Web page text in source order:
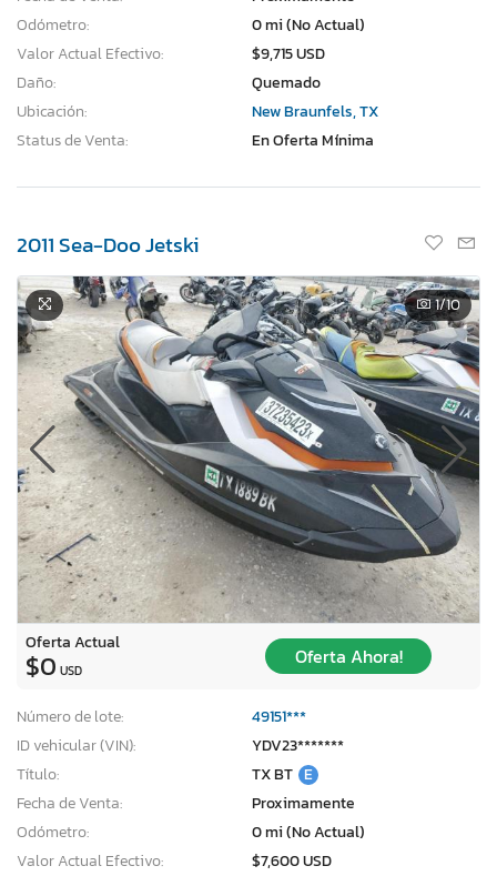
Odómetro:
0 mi (No Actual)
Valor Actual Efectivo:
$9,715 USD
Daño:
Quemado
Ubicación:
New Braunfels, TX
Status de Venta:
En Oferta Mínima
2011 Sea-Doo Jetski
1/10
Oferta Actual
$0 USD
Oferta Ahora!
Número de lote:
49151***
ID vehicular (VIN):
YDV23*******
Título:
TX BT E
Fecha de Venta:
Proximamente
Odómetro:
0 mi (No Actual)
Valor Actual Efectivo:
$7,600 USD